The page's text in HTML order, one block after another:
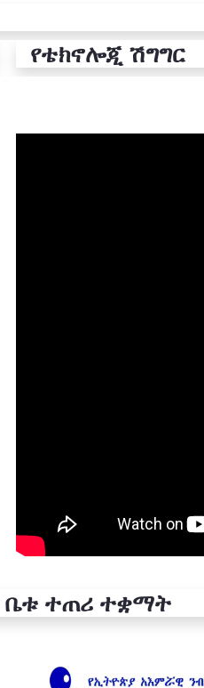
የቴክኖሎጂ ሽግግር
ቤቱ ተጠሪ ተቋማት